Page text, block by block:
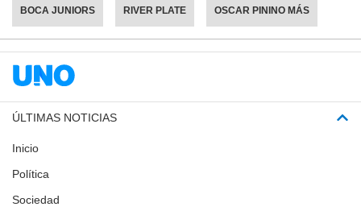
BOCA JUNIORS RIVER PLATE OSCAR PININO MÁS
ÚLTIMAS NOTICIAS
Inicio
Política
Sociedad